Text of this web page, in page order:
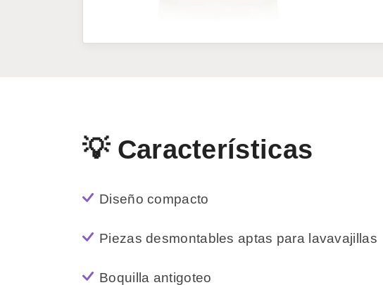
💡 Características
Diseño compacto
Piezas desmontables aptas para lavavajillas
Boquilla antigoteo